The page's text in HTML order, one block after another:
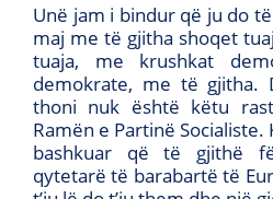
Unë jam i bindur që ju do
maj me të gjitha shoqet
tuaja, me krushkat
demokrate, me të gjitha.
thoni nuk është këtu
Ramën e Partinë
bashkuar që të gjithë
qytetarë të barabartë të